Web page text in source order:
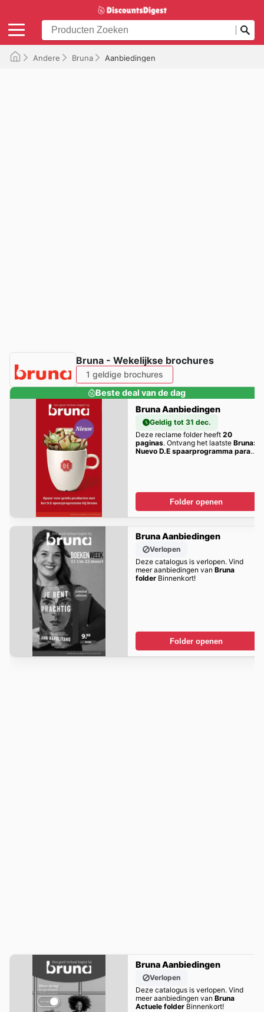
Andere Bruna Aanbiedingen
Bruna - Wekelijkse brochures
1 geldige brochures
Beste deal van de dag
Bruna Aanbiedingen
Geldig tot 31 dec.
Deze reclame folder heeft 20
paginas. Ontvang het laatste Bruna:
Nuevo D.E spaarprogramma para
Folder openen
Bruna Aanbiedingen
Verlopen
Deze catalogus is verlopen. Vind
meer aanbiedingen van Bruna
folderBinnenkort!
Folder openen
Bruna Aanbiedingen
Verlopen
Deze catalogus is verlopen. Vind
meer aanbiedingen van Bruna
Actuele folderBinnenkort!